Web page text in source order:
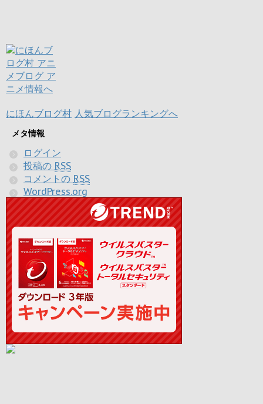
にほんブログ村 人気ブログランキングへ
メタ情報
ログイン
投稿の RSS
コメントの RSS
WordPress.org